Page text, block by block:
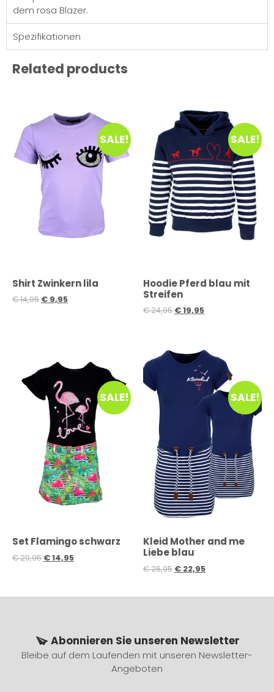
dem rosa Blazer.
Spezifikationen
Related products
SALE!
Shirt Zwinkern lila
€14,95 € 9,95
SALE!
Hoodie Pferd blau mit
Streifen
€24,95 €19,95
SALE!
Set Flamingo schwarz
€29,95 €14,95
SALE!
Kleid Mother and me
Liebe blau
€26,95 € 22,95
Abonnieren Sie unseren Newsletter
Bleibe auf dem Laufenden mit unseren Newsletter-
Angeboten